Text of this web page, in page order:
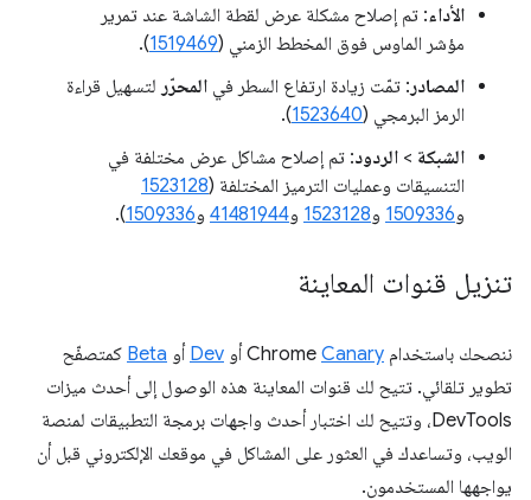
الأداء: تم إصلاح مشكلة عرض لقطة الشاشة عند تمرير
مؤشر الماوس فوق المخطط الزمني (1519469
).
المصادر : تمّت زيادة ارتفاع السطر في المحرّر لتسهيل قراءة
الرمز البرمجي (1523640
).
الشبكة > الردود: تم إصلاح مشاكل عرض مختلفة في
التنسيقات وعمليات الترميز المختلفة (1523128
و1509336 و1523128 و41481944 و1509336
).
تنزيل قنوات المعاينة
ننصحك باستخدام Chrome Canary أو Dev أو Beta كمتصفّح
تطوير تلقائي. تتيح لك قنوات المعاينة هذه الوصول إلى أحدث ميزات
DevTools، وتتيح لك اختبار أحدث واجهات برمجة التطبيقات لمنصة
الويب، وتساعدك في العثور على المشاكل في موقعك الإلكتروني قبل أن
يواجهها المستخدمون.